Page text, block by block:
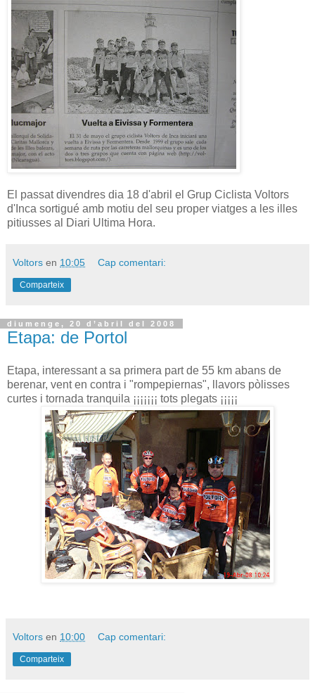
El passat divendres dia 18 d'abril el Grup Ciclista Voltors
d'Inca sortigué amb motiu del seu proper viatges a les illes
pitiusses al Diari Ultima Hora.
Voltors en 10:05 Cap comentari:
Comparteix
diumenge, 20 d’abril del 2008
Etapa: de Portol
Etapa, interessant a sa primera part de 55 km abans de
berenar, vent en contra i "rompepiernas", llavors pòlisses
curtes i tornada tranquila ¡¡¡¡¡¡¡ tots plegats ¡¡¡¡¡
Voltors en 10:00 Cap comentari:
Comparteix